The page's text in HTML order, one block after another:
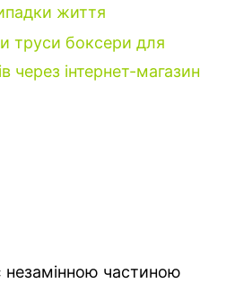
життя
труси боксери для
через інтернет-магазин
незамінною частиною